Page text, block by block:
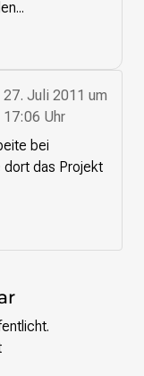
27. Juli 2011 um
17:06 Uhr
bei
dort das Projekt